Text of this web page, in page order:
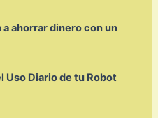
a ahorrar dinero con un
Uso Diario de tu Robot